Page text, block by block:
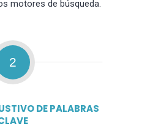
motores de búsqueda.
2
DE PALABRAS